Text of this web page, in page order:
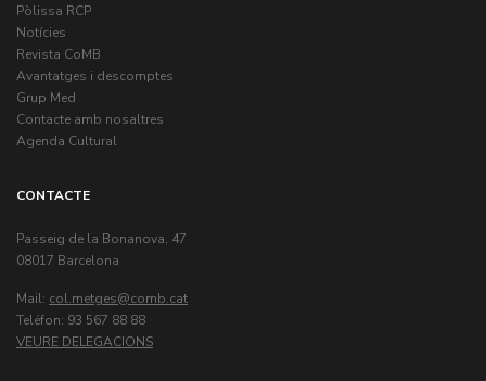
Pòlissa RCP
Notícies
Revista CoMB
Avantatges i descomptes
Grup Med
Contacte amb nosaltres
Agenda Cultural
CONTACTE
Passeig de la Bonanova, 47
08017 Barcelona
Mail: col.metges
Teléfon: 93 567 88 88
VEURE DELEGACIONS